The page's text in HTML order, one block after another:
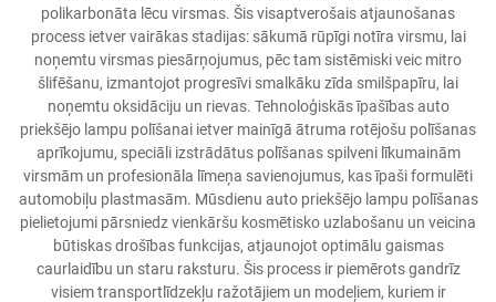
polikarbonāta lēcu virsmas. Šis visaptverošais atjaunošanas
process ietver vairākas stadijas: sākumā rūpīgi notīra virsmu, lai
noņemtu virsmas piesārņojumus, pēc tam sistēmiski veic mitro
šlifēšanu, izmantojot progresīvi smalkāku zīda smilšpapīru, lai
noņemtu oksidāciju un rievas. Tehnoloģiskās īpašības auto
priekšējo lampu polīšanai ietver mainīgā ātruma rotējošu polīšanas
aprīkojumu, speciāli izstrādātus polīšanas spilveni līkumainām
virsmām un profesionāla līmeņa savienojumus, kas īpaši formulēti
automobiļu plastmasām. Mūsdienu auto priekšējo lampu polīšanas
pielietojumi pārsniedz vienkāršu kosmētisko uzlabošanu un veicina
būtiskas drošības funkcijas, atjaunojot optimālu gaismas
caurlaidību un staru raksturu. Šis process ir piemērots gandrīz
visiem transportlīdzekļu ražotājiem un modeļiem, kuriem ir